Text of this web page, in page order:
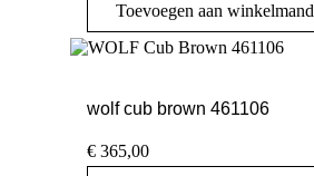
Toevoegen aan winkelmand
wolf cub brown 461106
€ 365,00